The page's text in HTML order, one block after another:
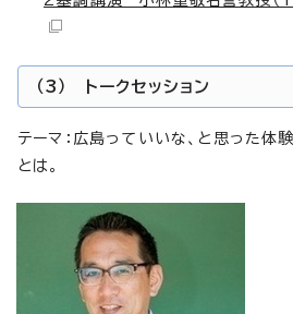
（3） トークセッション
テーマ：広島っていいな、と思った体
とは。